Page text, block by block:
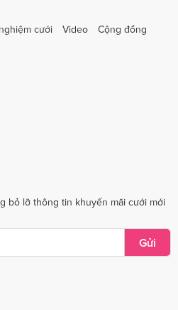
cưới Video Cộng đồng
bỏ lỡ thông tin khuyến mãi cưới mới
Gửi